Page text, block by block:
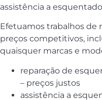
assistência a
Efetuamos trabalhos de
preços competitivos,
quaisquer marcas e
reparação de
– preços justos
assistência a